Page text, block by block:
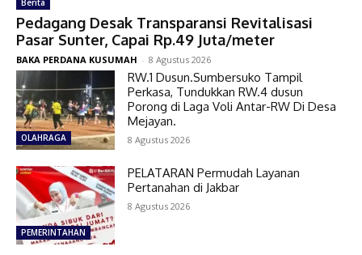
Pedagang Desak Transparansi Revitalisasi
Pasar Sunter, Capai Rp.49 Juta/meter
BAKA PERDANA KUSUMAH - 8 Agustus 2026
OLAHRAGA
RW.1 Dusun.Sumbersuko Tampil
Perkasa, Tundukkan RW.4 dusun
Porong di Laga Voli Antar-RW Di Desa
Mejayan.
8 Agustus 2026
PEMERINTAHAN
PELATARAN Permudah Layanan
Pertanahan di Jakbar
8 Agustus 2026